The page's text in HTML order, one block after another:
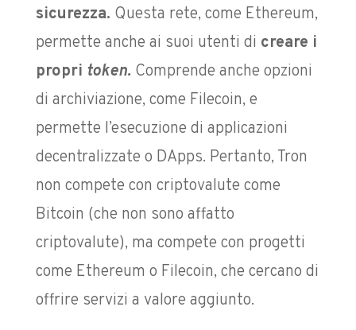
sicurezza. Questa rete, come Ethereum,
permette anche ai suoi utenti di creare i
propri token. Comprende anche opzioni
di archiviazione, come Filecoin, e
permette l’esecuzione di applicazioni
decentralizzate o DApps. Pertanto, Tron
non compete con criptovalute come
Bitcoin (che non sono affatto
criptovalute), ma compete con progetti
come Ethereum o Filecoin, che cercano di
offrire servizi a valore aggiunto.